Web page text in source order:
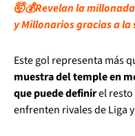
🤯💰Revelan la
y Millonarios gracias a la
Este gol representa más
muestra del temple en
que puede definirel resto
enfrenten rivales de Liga